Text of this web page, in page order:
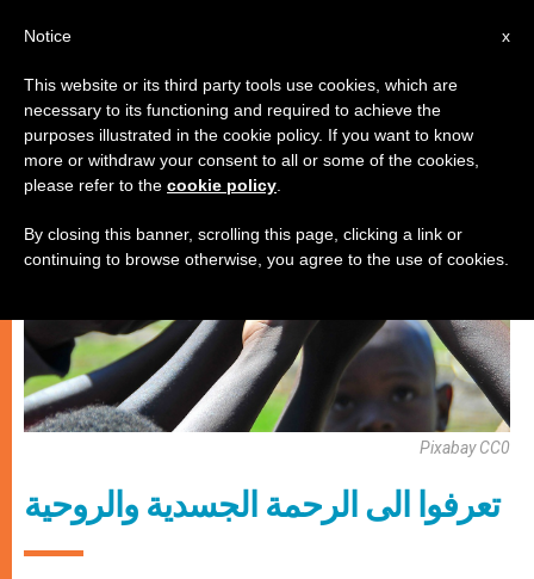
روحانيّة
Pixabay CC0
تعرفوا الى الرحمة الجسدية والروحية
x
Notice
This website or its third party tools use cookies, which are
necessary to its functioning and required to achieve the
purposes illustrated in the cookie policy. If you want to know
more or withdraw your consent to all or some of the cookies,
please refer to the cookie policy
By closing this banner, scrolling this page, clicking a link or
continuing to browse otherwise, you agree to the use of cookies.